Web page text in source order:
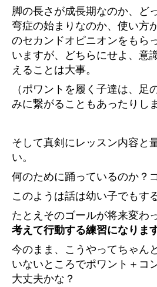
脚の長さが成長期なのか、ど
弯症の始まりなのか、使い方
のセカンドオピニオンをもら
いますが、どちらにせよ、意
えることは大事。
（ポワントを履く子達は、足
みに繋がることもあったりし
そして真剣にレッスン内容と
い。
何のために踊っているのか？
このようは話は幼い子でもす
たとえそのゴールが将来変わ
考えて行動する練習になりま
今のまま、こうやってちゃん
いないところでポワント＋コ
大丈夫かな？